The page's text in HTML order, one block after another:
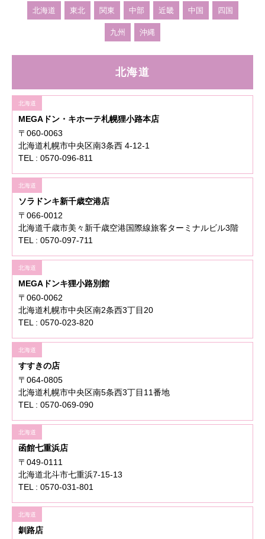
北海道 東北 関東 中部 近畿 中国 四国
九州 沖縄
北海道
北海道
MEGAドン・キホーテ札幌狸小路本店
〒060-0063
北海道札幌市中央区南3条西 4-12-1
TEL : 0570-096-811
北海道
ソラドンキ新千歳空港店
〒066-0012
北海道千歳市美々新千歳空港国際線旅客ターミナルビル3階
TEL : 0570-097-711
北海道
MEGAドンキ狸小路別館
〒060-0062
北海道札幌市中央区南2条西3丁目20
TEL : 0570-023-820
北海道
すすきの店
〒064-0805
北海道札幌市中央区南5条西3丁目11番地
TEL : 0570-069-090
北海道
函館七重浜店
〒049-0111
北海道北斗市七重浜7-15-13
TEL : 0570-031-801
北海道
釧路店